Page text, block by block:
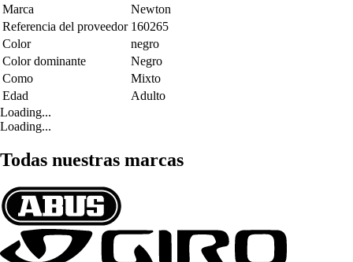
Marca
Newton
Referencia del proveedor 160265
Color
negro
Color dominante
Negro
Como
Mixto
Edad
Adulto
Loading...
Loading...
Todas nuestras marcas